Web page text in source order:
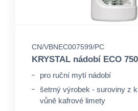
CN/VBNEC007599/PC
KRYSTAL nádobí ECO
pro ruční mytí nádobí
šetrný výrobek - suroviny z
vůně kafrové limety